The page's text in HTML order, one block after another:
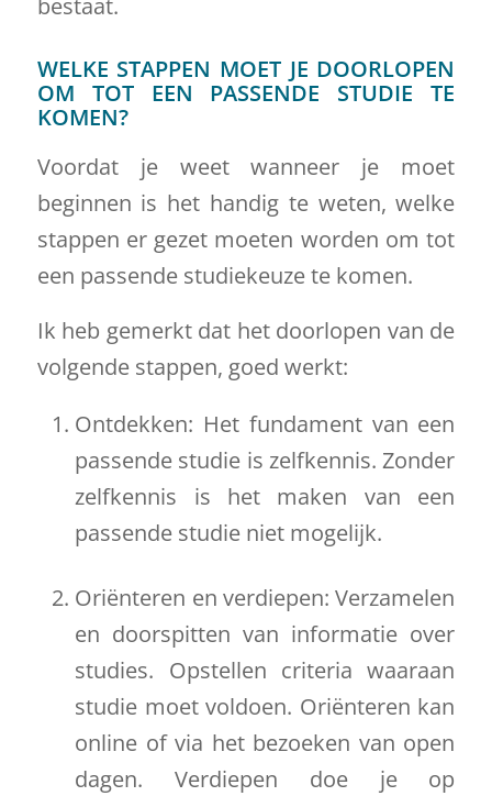
bestaat.
WELKE STAPPEN MOET JE DOORLOPEN
OM TOT EEN PASSENDE STUDIE TE
KOMEN?
Voordat je weet wanneer je moet
beginnen is het handig te weten, welke
stappen er gezet moeten worden om tot
een passende studiekeuze te komen.
Ik heb gemerkt dat het doorlopen van de
volgende stappen, goed werkt:
Ontdekken: Het fundament van een
passende studie is zelfkennis. Zonder
zelfkennis is het maken van een
passende studie niet mogelijk.
Oriënteren en verdiepen: Verzamelen
en doorspitten van informatie over
studies. Opstellen criteria waaraan
studie moet voldoen. Oriënteren kan
online of via het bezoeken van open
dagen. Verdiepen doe je op